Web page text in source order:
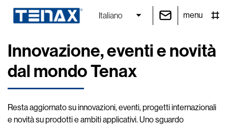
Italiano menu
Innovazione, eventi e novità
dal mondo Tenax
Resta aggiornato su innovazioni, eventi, progetti internazionali
e novità su prodotti e ambiti applicativi. Uno sguardo